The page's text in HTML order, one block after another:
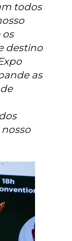
todos
os
destino
as